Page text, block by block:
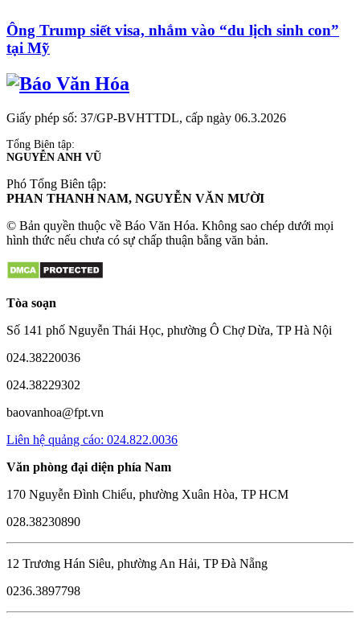
Ông Trump siết visa, nhắm vào “du lịch sinh con”
tại Mỹ
Giấy phép số: 37/GP-BVHTTDL, cấp ngày 06.3.2026
Tổng Biên tập:
NGUYỄN ANH VŨ
Phó Tổng Biên tập:
PHAN THANH NAM, NGUYỄN VĂN MƯỜI
© Bản quyền thuộc về Báo Văn Hóa. Không sao chép dưới mọi
hình thức nếu chưa có sự chấp thuận bằng văn bản.
Tòa soạn
Số 141 phố Nguyễn Thái Học, phường Ô Chợ Dừa, TP Hà Nội
024.38220036
024.38229302
baovanhoa@fpt.vn
Liên hệ quảng cáo: 024.822.0036
Văn phòng đại diện phía Nam
170 Nguyễn Đình Chiểu, phường Xuân Hòa, TP HCM
028.38230890
12 Trương Hán Siêu, phường An Hải, TP Đà Nẵng
0236.3897798